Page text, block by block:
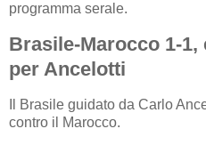
programma serale.
Brasile-Marocco 1-
per Ancelotti
Il Brasile guidato da Carlo
contro il Marocco.